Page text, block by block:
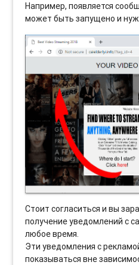
Например, появляется
может быть запущено и
Стоит согласиться и вы
получение уведомлений с
любое время.
Эти уведомления с
показываться вне